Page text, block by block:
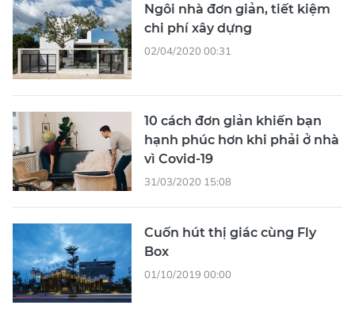
Ngôi nhà đơn giản, tiết kiệm
chi phí xây dựng
02/04/2020 00:31
10 cách đơn giản khiến bạn
hạnh phúc hơn khi phải ở nhà
vì Covid-19
31/03/2020 15:08
Cuốn hút thị giác cùng Fly
Box
01/10/2019 00:00